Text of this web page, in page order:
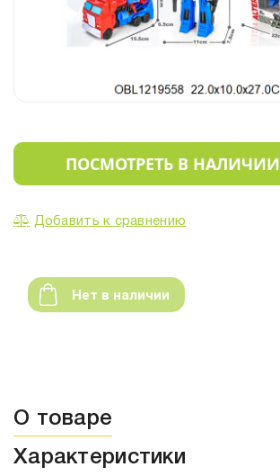
ПОСМОТРЕТЬ В НАЛИЧИИ
Добавить к сравнению
Нет в наличии
О товаре
Характеристики